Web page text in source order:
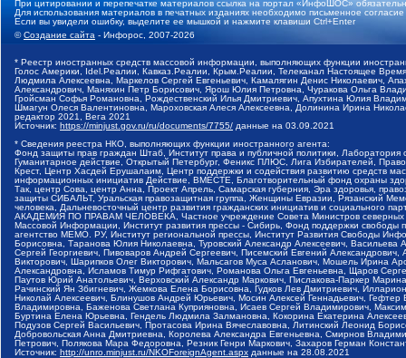
При цитировании и перепечатке материалов ссылка на портал «ИнфоШОС»
Для использования материалов в печатных изданиях необходимо письменное
Если вы увидели ошибку, выделите ее мышкой и нажмите клавиши Ctrl+Enter
©Создание сайта - Инфорос, 2007-2026
* Реестр иностранных средств массовой информации, выполняющих функции
Голос Америки, Idel.Реалии, Кавказ.Реалии, Крым.Реалии, Телеканал Настоящее
Людмила Алексеевна, Маркелов Сергей Евгеньевич, Камалягин Денис Николаевич,
Александрович, Маняхин Петр Борисович, Ярош Юлия Петровна, Чуракова Ольга
Гройсман Софья Романовна, Рождественский Илья Дмитриевич, Апухтина Юлия
Шмагун Олеся Валентиновна, Мароховская Алеся Алексеевна, Долинина Ирина
редактор 2021, Вега 2021
Источник: https://minjust.gov.ru/ru/documents/7755/ данные на 03.09.2021
* Сведения реестра НКО, выполняющих функции иностранного агента:
Фонд защиты прав граждан Штаб, Институт права и публичной политики,
Гуманитарное действие, Открытый Петербург, Феникс ПЛЮС, Лига Избирателей,
Крест, Центр Хасдей Ерушалаим, Центр поддержки и содействия развитию средств
информационных инициатив Действие, ВМЕСТЕ, Благотворительный фонд охраны
Так, центр Сова, центр Анна, Проект Апрель, Самарская губерния, Эра здоровья,
защиты СИБАЛЬТ, Уральская правозащитная группа, Женщины Евразии, Рязанский
человека, Дальневосточный центр развития гражданских инициатив и социального
АКАДЕМИЯ ПО ПРАВАМ ЧЕЛОВЕКА, Частное учреждение Совета Министров северных
Массовой Информации, Институт развития прессы - Сибирь, Фонд поддержки
агентство МЕМО. РУ, Институт региональной прессы, Институт Развития Свободы
Борисовна, Таранова Юлия Николаевна, Туровский Александр Алексеевич,
Сергей Георгиевич, Пивоваров Андрей Сергеевич, Писемский Евгений
Викторович, Шарипков Олег Викторович, Мальсагов Муса Асланович, Мошель Ирина
Александровна, Исламов Тимур Рифгатович, Романова Ольга Евгеньевна, Щаров
Паутов Юрий Анатольевич, Верховский Александр Маркович, Пислакова-Паркер
Рачинский Ян Збигневич, Жемкова Елена Борисовна, Гудков Лев Дмитриевич,
Николай Алексеевич, Блинушов Андрей Юрьевич, Мосин Алексей Геннадьевич,
Владимировна, Баженова Светлана Куприяновна, Исаев Сергей Владимирович,
Буртина Елена Юрьевна, Гендель Людмила Залмановна, Кокорина Екатерина
Подузов Сергей Васильевич, Протасова Ирина Вячеславовна, Литинский Леонид
Добровольская Анна Дмитриевна, Королева Александра Евгеньевна, Смирнов
Петрович, Полякова Мара Федоровна, Резник Генри Маркович, Захаров Герман
Источник: http://unro.minjust.ru/NKOForeignAgent.aspx данные на 28.08.2021